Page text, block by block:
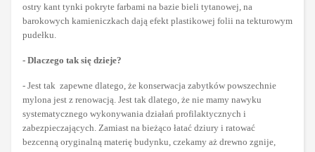
ostry kant tynki pokryte farbami na bazie bieli tytanowej, na
barokowych kamieniczkach dają efekt plastikowej folii na tekturowym
pudełku.
- Dlaczego tak się dzieje?
- Jest tak zapewne dlatego, że konserwacja zabytków powszechnie
mylona jest z renowacją. Jest tak dlatego, że nie mamy nawyku
systematycznego wykonywania działań profilaktycznych i
zabezpieczających. Zamiast na bieżąco łatać dziury i ratować
bezcenną oryginalną materię budynku, czekamy aż drewno zgnije,